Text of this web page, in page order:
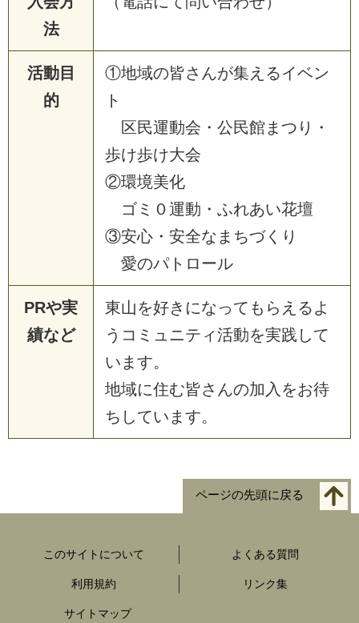
法
活動目
的
①地域の皆さんが集えるイベン
ト
区民運動会・公民館まつり・
歩け歩け大会
②環境美化
ゴミ０運動・ふれあい花壇
③安心・安全なまちづくり
愛のパトロール
PRや実
績など
東山を好きになってもらえるよ
うコミュニティ活動を実践して
います。
地域に住む皆さんの加入をお待
ちしています。
ページの先頭に戻る
このサイトについて よくある質問
利用規約 リンク集
サイトマップ